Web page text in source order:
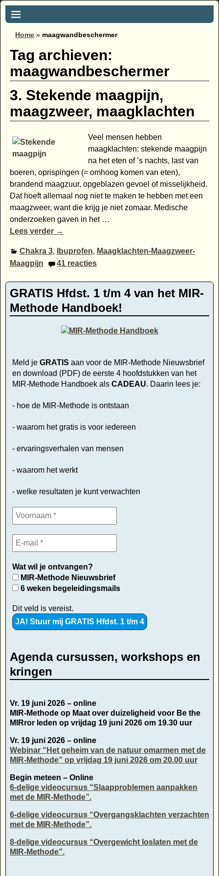
Home » maagwandbeschermer
Tag archieven:
maagwandbeschermer
3. Stekende maagpijn,
maagzweer, maagklachten
Veel mensen hebben
maagklachten: stekende maagpijn
na het eten of ’s nachts, last van
boeren, oprispingen (= omhoog komen van eten),
brandend maagzuur, opgeblazen gevoel of misselijkheid.
Dat hoeft allemaal nog niet te maken te hebben met een
maagzweer, want die krijg je niet zomaar. Medische
onderzoeken gaven in het …
Lees verder →
Chakra 3, Ibuprofen, Maagklachten-Maagzweer-
Maagpijn
41 reacties
GRATIS Hfdst. 1 t/m 4 van het MIR-
Methode Handboek!
Meld je GRATIS aan voor de MIR-Methode Nieuwsbrief
en download (PDF) de eerste 4 hoofdstukken van het
MIR-Methode Handboek als CADEAU. Daarin lees je:
- hoe de MIR-Methode is ontstaan
- waarom het gratis is voor iedereen
- ervaringsverhalen van mensen
- waarom het werkt
- welke resultaten je kunt verwachten
Wat wil je ontvangen?
MIR-Methode Nieuwsbrief
6 weken begeleidingsmails
Dit veld is vereist.
Agenda cursussen, workshops en
kringen
Vr. 19 juni 2026 – online
MIR-Methode op Maat over duizeligheid voor Be the
MIRror leden op vrijdag 19 juni 2026 om 19.30 uur
Vr. 19 juni 2026 – online
Webinar “Het geheim van de natuur omarmen met de
MIR-Methode” op vrijdag 19 juni 2026 om 20.00 uur
Begin meteen – Online
6-delige videocursus “Slaapproblemen aanpakken
met de MIR-Methode”.
6-delige videocursus “Overgangsklachten verzachten
met de MIR-Methode”.
8-delige videocursus “Overgewicht loslaten met de
MIR-Methode”.